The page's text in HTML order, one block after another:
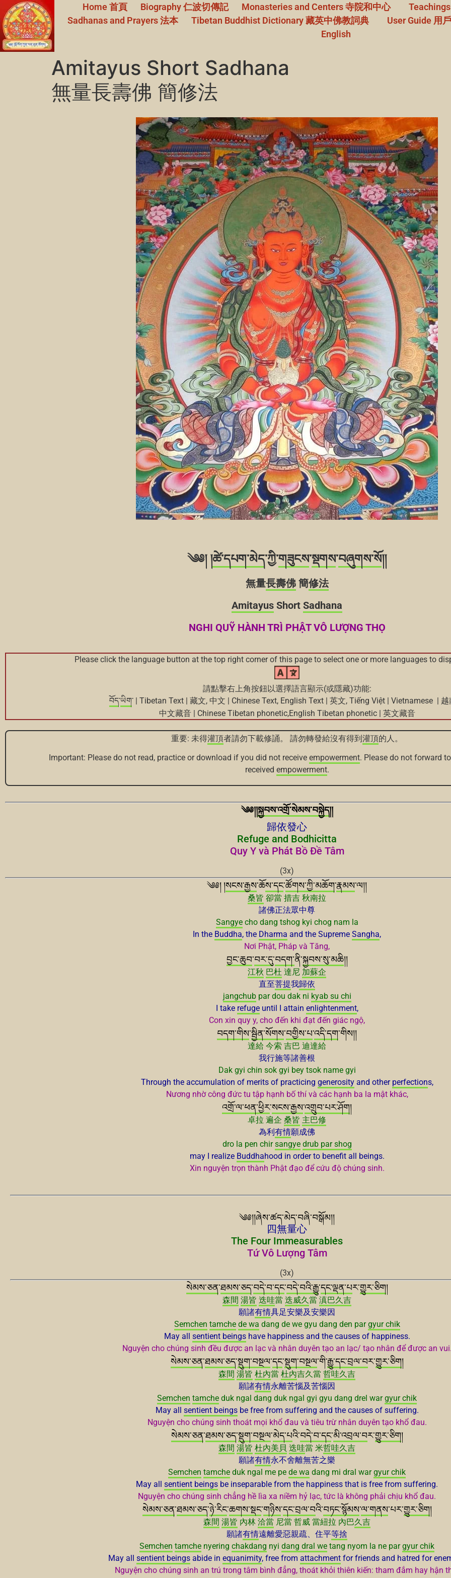
Home首頁 Biography仁波切傳記 Monasteries and Centers寺院和中心
Teachings
Sadhanas and Prayers 法本 Tibetan Buddhist Dictionary 藏英中佛教詞典 User Guide 用
English
Amitayus Short Sadhana
無量長壽佛 簡修法
༄༅། །ཚེ་དཔག་མེད་ཀྱི་གཟུངས་སྡགས་བཞུགས་སོ།།
無量長壽佛簡修法
Amitayus Short Sadhana
NGHI QUỸ HÀNH TRÌ PHẬT VÔ LƯỢNG THỌ
Please click the language button at the top right corner of this page to select one or more languages to
請點擊右上角按鈕以選擇語言顯示(或隱藏)功能:
བོད་ཡིག་ | Tibetan Text | 藏文, 中文 | Chinese Text, English Text | 英文, Tiếng Việt | Vietnamese |
中文藏音 | Chinese Tibetan phonetic,English Tibetan phonetic | 英文藏音
重要: 未得灌頂者請勿下載修誦。 請勿轉發給沒有得到灌頂的人。
Important: Please do not read, practice or download if you did not receive empowerment. Please do not forward
received empowerment.
༄༅།།སྐྱབས་འགྲོ་སེམས་བསྐྱེད།།
歸依發心
Refuge and Bodhicitta
Quy Y và Phát Bồ Đề Tâm
(3x)
༄༅། །སངས་རྒྱས་ཆོས་དང་ཚོགས་ཀྱི་མཆོག་རྣམས་ལ།།
桑皆 卻當 措吉 秋南拉
諸佛正法眾中尊
Sangyecho dang tshog kyi chog nam la
In the Buddha, the Dharma and the Supreme Sangha,
Nơi Phật, Pháp và Tăng,
བྱང་ཆུབ་བར་དུ་བདག་ནི་སྐྱབས་སུ་མཆི།།
江秋 巴杜 達尼 加蘇企
直至菩提我歸依
jangchubpar dou dak ni kyab su chi
I take refugeuntil I attain enlightenment,
Con xin quy y, cho đến khi đạt đến giác ngộ,
བདག་གིས་སྦྱིན་སོགས་བགྱིས་པ་འདི་དག་གིས།།
達給 今索 吉巴 迪達給
我行施等諸善根
Dak gyi chin sok gyi bey tsok name gyi
Through the accumulation of merits of practicing generosityand other perfections,
Nương nhờ công đức tu tập hạnh bố thí và các hạnh ba la mật khác,
འགྲོ་ལ་ཕན་ཕྱིར་སངས་རྒྱས་འགྲུབ་པར་ཤོག།
卓拉 遍企 桑皆 主巴修
為利有情願成佛
dro la pen chirsangye drub par shog
may I realize Buddhahood in order to benefit all beings.
Xin nguyện trọn thành Phật đạo để cứu độ chúng sinh.
༄༅།།ཞེས་ཚད་མེད་བཞི་བསྒོམ།།
四無量心
The Four Immeasurables
Tứ Vô Lượng Tâm
(3x)
སེམས་ཅན་ཐམས་ཅད་བདེ་བ་དང་བདེ་བའི་རྒྱུ་དང་ལྡན་པར་གྱུར་ཅིག།
森間 湯皆 迭哇當 迭威久 當 滇巴久吉
願諸有情具足安樂及安樂因
Semchen tamche de wa dang de we gyu dang den pargyur chik
May all sentient beingshave happiness and the causes of happiness.
Nguyện cho chúng sinh đều được an lạc và nhân duyên tạo an lạc/ tạo nhân để được an
སེམས་ཅན་ཐམས་ཅད་སྡུག་བསྔལ་དང་སྡུག་བསྔལ་གི་རྒྱུ་དང་བྲལ་བར་གྱུར་ཅིག།
森間 湯皆 杜內當 杜內吉久當 哲哇久吉
願諸有情永離苦惱及苦惱因
Semchen tamche duk ngal dang duk ngal gyi gyu dang drel wargyur chik
May all sentient beingsbe free from suffering and the causes of suffering.
Nguyện cho chúng sinh thoát mọi khổ đau và tiêu trừ nhân duyên tạo khổ đau.
སེམས་ཅན་ཐམས་ཅད་སྡུག་བསྔལ་མེད་པའི་བདེ་བ་དང་མི་འབྲལ་བར་གྱུར་ཅིག།
森間 湯皆 杜內美貝 迭哇當 米哲哇久吉
願諸有情永不舍離無苦之樂
Semchen tamche duk ngal me pe de wa dang mi dral wargyur chik
May all sentient beings be inseparable from the happiness that is free from suffering.
Nguyện cho chúng sinh chẳng hề lìa xa niềm hỷ lạc, tức là không phải chịu khổ đau.
སེམས་ཅན་ཐམས་ཅད་ཉེ་རིང་ཆགས་སྡང་གཉིས་དང་བྲལ་བའི་བཏང་སྙོམས་ལ་གནས་པར་གྱུར་ཅིག།
森間 湯皆 內林 洽當 尼當 哲威 當紐拉 內巴久吉
願諸有情遠離愛惡親疏、住平等捨
Semchen tamche nyering chakdang nyi dang dral we tang nyom la ne pargyur chik
May all sentient beings abide in equanimity, free from attachment for friends and hatred for
Nguyện cho chúng sinh an trú trong tâm bình đẳng, thoát khỏi thiên kiến: tham đắm hay hận